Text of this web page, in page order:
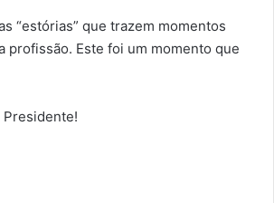
“estórias” que trazem momentos
profissão. Este foi um momento que
Presidente!